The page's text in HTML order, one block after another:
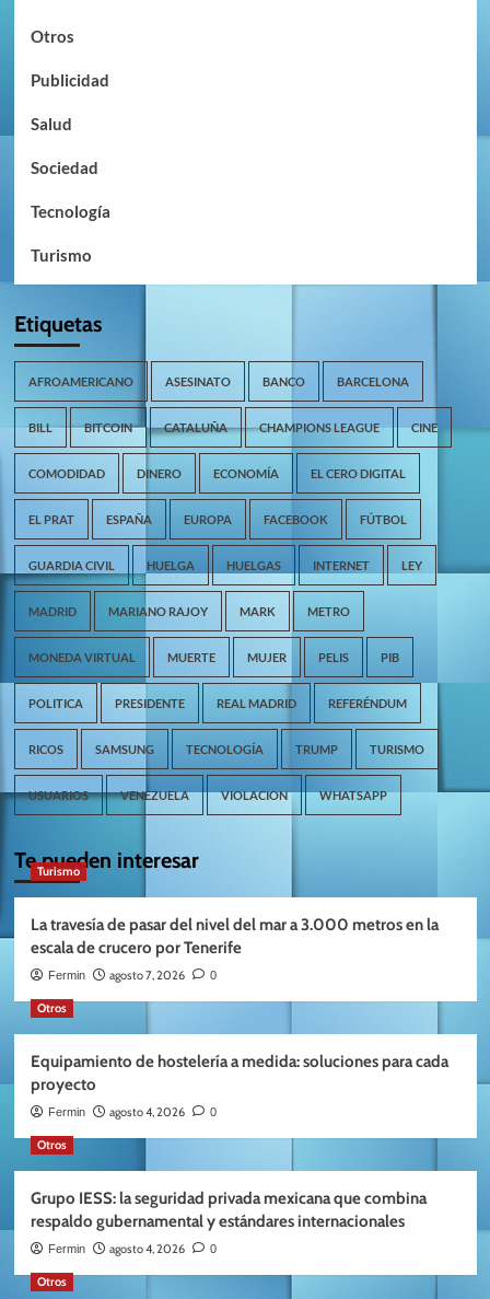
Otros
Publicidad
Salud
Sociedad
Tecnología
Turismo
Etiquetas
AFROAMERICANO ASESINATO BANCO BARCELONA
BILL BITCOIN CATALUÑA CHAMPIONS LEAGUE CINE
COMODIDAD DINERO ECONOMÍA EL CERO DIGITAL
EL PRAT ESPAÑA EUROPA FACEBOOK FÚTBOL
GUARDIA CIVIL HUELGA HUELGAS INTERNET LEY
MADRID MARIANO RAJOY MARK METRO
MONEDA VIRTUAL MUERTE MUJER PELIS PIB
POLITICA PRESIDENTE REAL MADRID REFERÉNDUM
RICOS SAMSUNG TECNOLOGÍA TRUMP TURISMO
USUARIOS VENEZUELA VIOLACION WHATSAPP
Te pueden interesar
Turismo
La travesía de pasar del nivel del mar a 3.000 metros en la
escala de crucero por Tenerife
Fermin agosto 7, 2026 0
Otros
Equipamiento de hostelería a medida: soluciones para cada
proyecto
Fermin agosto 4, 2026 0
Otros
Grupo IESS: la seguridad privada mexicana que combina
respaldo gubernamental y estándares internacionales
Fermin agosto 4, 2026 0
Otros